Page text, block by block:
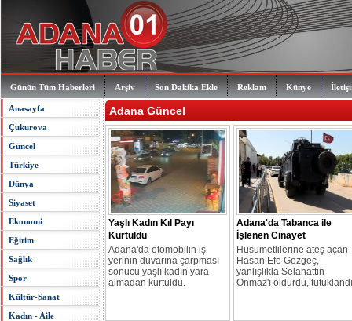
Günün Tüm Haberleri Arşiv Son Dakika Ekle Reklam Künye
Anasayfa
Çukurova
Güncel
Türkiye
Dünya
Siyaset
Ekonomi
Eğitim
Sağlık
Spor
Kültür-Sanat
Kadın - Aile
Adana Güncel
Yaşlı Kadın Kıl Payı
Kurtuldu
Adana'da otomobilin iş
yerinin duvarına çarpması
sonucu yaşlı kadın yara
almadan kurtuldu.
Adana'da Tabanca ile
İşlenen Cinayet
Husumetlilerine ateş açan
Hasan Efe Gözgeç,
yanlışlıkla Selahattin
Onmaz'ı öldürdü,